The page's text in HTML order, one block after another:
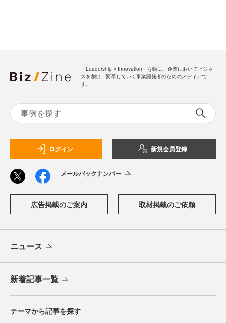
「Leadership ☓ Innovation」を軸に、企業においてビジネ
スを創出、変革していく事業開発者のためのメディアで
す。
ログイン 新規会員登録
メールバックナンバー
広告掲載のご案内 取材掲載のご依頼
ニュース
新着記事一覧
テーマから記事を探す